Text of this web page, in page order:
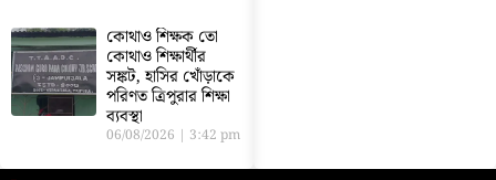
কোথাও শিক্ষক তো
কোথাও শিক্ষার্থীর
সঙ্কট, হাসির খোঁড়াকে
পরিণত ত্রিপুরার শিক্ষা
ব্যবস্থা
06/08/2026 3:42 pm